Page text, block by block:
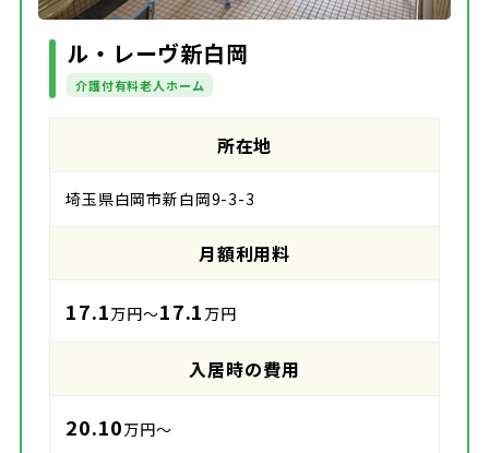
ル・レーヴ新白岡
介護付有料老人ホーム
所在地
埼玉県白岡市新白岡9-3-3
月額利用料
17.1万円～17.1 万円
入居時の費用
20.10万円～